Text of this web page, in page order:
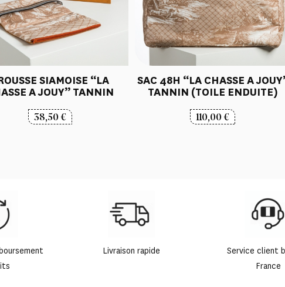
SIAMOISE “LA
A JOUY” TANNIN
38,50€
SAC 48H “LA CHASSE A
TANNIN (TOILE ENDUITE)
110,00€
Livraison rapide
Service client
France